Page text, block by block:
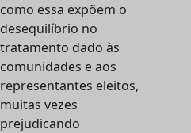
como essa expõem o
desequilíbrio no
tratamento dado às
comunidades e aos
representantes eleitos,
muitas vezes
prejudicando